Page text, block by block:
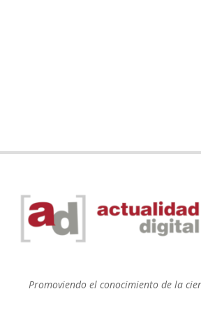
Promoviendo el conocimiento de la